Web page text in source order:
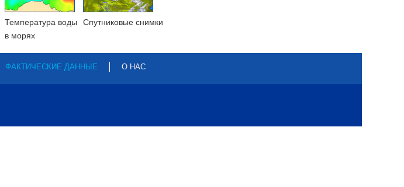
Температура воды
в морях
Cпутниковые снимки
ФАКТИЧЕСКИЕ ДАННЫЕ О НАС